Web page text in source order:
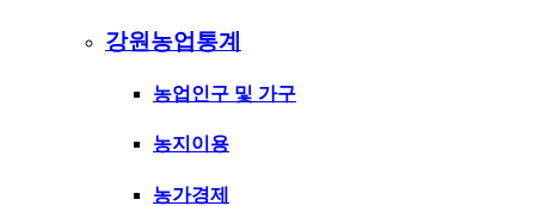
강원농업통계
농업인구 및 가구
농지이용
농가경제